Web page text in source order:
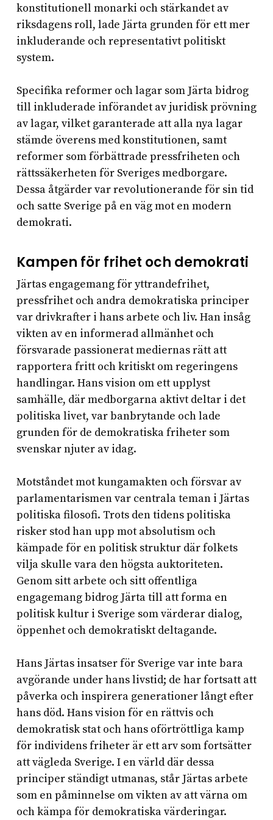
konstitutionell monarki och stärkandet av
riksdagens roll, lade Järta grunden för ett mer
inkluderande och representativt politiskt
system.
Specifika reformer och lagar som Järta bidrog
till inkluderade införandet av juridisk prövning
av lagar, vilket garanterade att alla nya lagar
stämde överens med konstitutionen, samt
reformer som förbättrade pressfriheten och
rättssäkerheten för Sveriges medborgare.
Dessa åtgärder var revolutionerande för sin tid
och satte Sverige på en väg mot en modern
demokrati.
Kampen för frihet och demokrati
Järtas engagemang för yttrandefrihet,
pressfrihet och andra demokratiska principer
var drivkrafter i hans arbete och liv. Han insåg
vikten av en informerad allmänhet och
försvarade passionerat mediernas rätt att
rapportera fritt och kritiskt om regeringens
handlingar. Hans vision om ett upplyst
samhälle, där medborgarna aktivt deltar i det
politiska livet, var banbrytande och lade
grunden för de demokratiska friheter som
svenskar njuter av idag.
Motståndet mot kungamakten och försvar av
parlamentarismen var centrala teman i Järtas
politiska filosofi. Trots den tidens politiska
risker stod han upp mot absolutism och
kämpade för en politisk struktur där folkets
vilja skulle vara den högsta auktoriteten.
Genom sitt arbete och sitt offentliga
engagemang bidrog Järta till att forma en
politisk kultur i Sverige som värderar dialog,
öppenhet och demokratiskt deltagande.
Hans Järtas insatser för Sverige var inte bara
avgörande under hans livstid; de har fortsatt att
påverka och inspirera generationer långt efter
hans död. Hans vision för en rättvis och
demokratisk stat och hans oförtröttliga kamp
för individens friheter är ett arv som fortsätter
att vägleda Sverige. I en värld där dessa
principer ständigt utmanas, står Järtas arbete
som en påminnelse om vikten av att värna om
och kämpa för demokratiska värderingar.